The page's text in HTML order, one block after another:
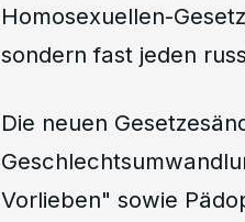
Homosexuellen-
sondern fast jeden
Die neuen
Vorlieben" sowie